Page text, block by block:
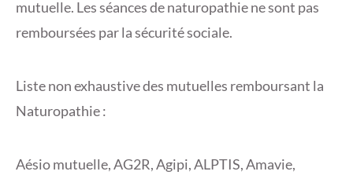
mutuelle. Les séances de naturopathie ne sont pas
remboursées par la sécurité sociale.
Liste non exhaustive des mutuelles remboursant la
Naturopathie :
Aésio mutuelle, AG2R, Agipi, ALPTIS, Amavie,